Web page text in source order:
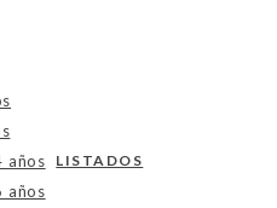
años
años
LISTADOS